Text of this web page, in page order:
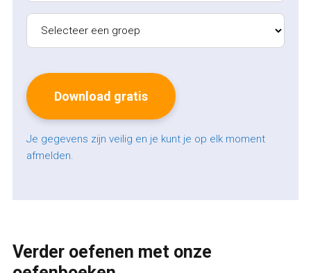
Je gegevens zijn veilig en je kunt je op elk moment
afmelden.
Verder oefenen met onze